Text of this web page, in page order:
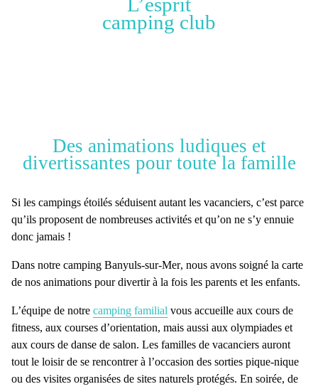
camping club
Des animations ludiques et
divertissantes pour toute la famille
Si les campings étoilés séduisent autant les vacanciers, c’est parce
qu’ils proposent de nombreuses activités et qu’on ne s’y ennuie
donc jamais !
Dans notre camping Banyuls-sur-Mer, nous avons soigné la carte
de nos animations pour divertir à la fois les parents et les enfants.
L’équipe de notre camping familial vous accueille aux cours de
fitness, aux courses d’orientation, mais aussi aux olympiades et
aux cours de danse de salon. Les familles de vacanciers auront
tout le loisir de se rencontrer à l’occasion des sorties pique-nique
ou des visites organisées de sites naturels protégés. En soirée, de